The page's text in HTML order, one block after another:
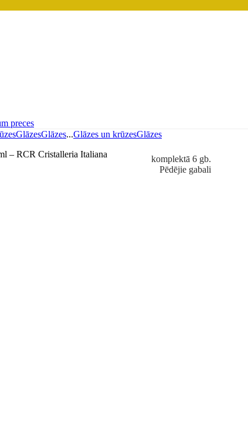
preces
GlāzesGlāzes...Glāzes un krūzesGlāzes
komplektā 6 gb.
Pēdējie gabali